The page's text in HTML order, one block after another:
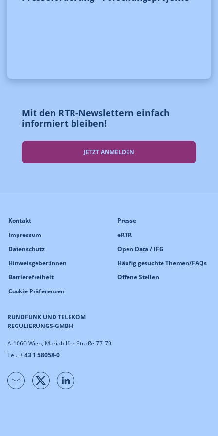
Mit den RTR-Newslettern einfach
informiert bleiben!
JETZT ANMELDEN
RUNDFUNK UND TELEKOM
REGULIERUNGS-GMBH
A-1060 Wien, Mariahilfer Straße 77-79
Tel.: +43 1 58058-0
Kontakt
Impressum
Datenschutz
Hinweisgeber:innen
Barrierefreiheit
Cookie Präferenzen
Presse
eRTR
Open Data / IFG
Häufig gesuchte Themen/FAQs
Offene Stellen